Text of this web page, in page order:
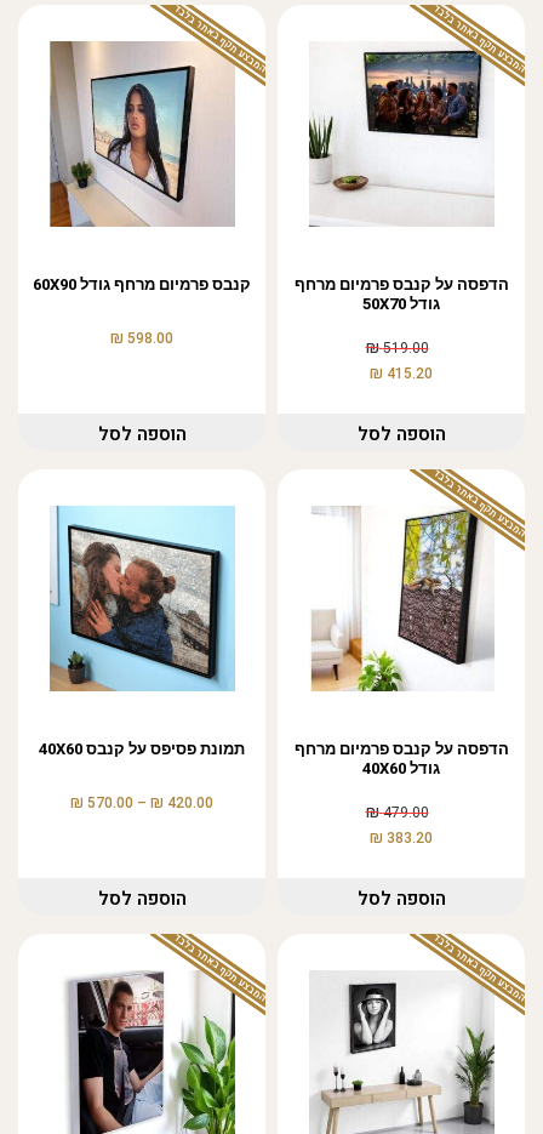
המבצע תקף באתר בלבד
הדפסה על קנבס פרמיום מרחף
גודל 50X70
519.00
₪
415.20
₪
הוספה לסל
המבצע תקף באתר בלבד
קנבס פרמיום מרחף גודל 60X90
598.00
₪
הוספה לסל
המבצע תקף באתר בלבד
הדפסה על קנבס פרמיום מרחף
גודל 40X60
479.00
₪
383.20
₪
הוספה לסל
תמונת פסיפס על קנבס 40X60
420.00
₪
–
570.00
₪
הוספה לסל
המבצע תקף באתר בלבד המבצע תקף באתר בלבד